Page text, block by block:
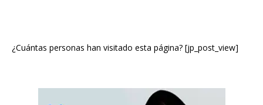
¿Cuántas personas han visitado esta página? [jp_post_view]